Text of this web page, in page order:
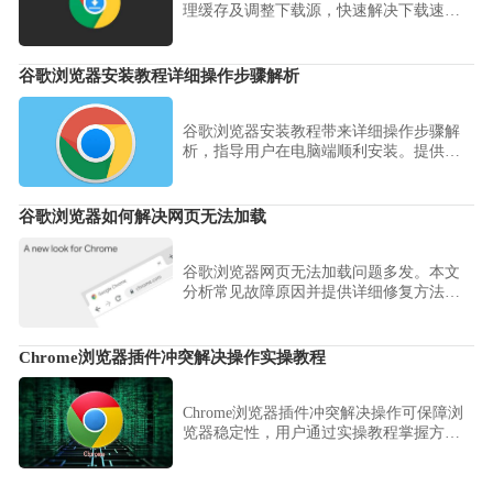
理缓存及调整下载源，快速解决下载速度
谷歌浏览器安装教程详细操作步骤解析
谷歌浏览器安装教程带来详细操作步骤解
析，指导用户在电脑端顺利安装。提供快
谷歌浏览器如何解决网页无法加载
谷歌浏览器网页无法加载问题多发。本文
分析常见故障原因并提供详细修复方法，
Chrome浏览器插件冲突解决操作实操教程
Chrome浏览器插件冲突解决操作可保障浏
览器稳定性，用户通过实操教程掌握方